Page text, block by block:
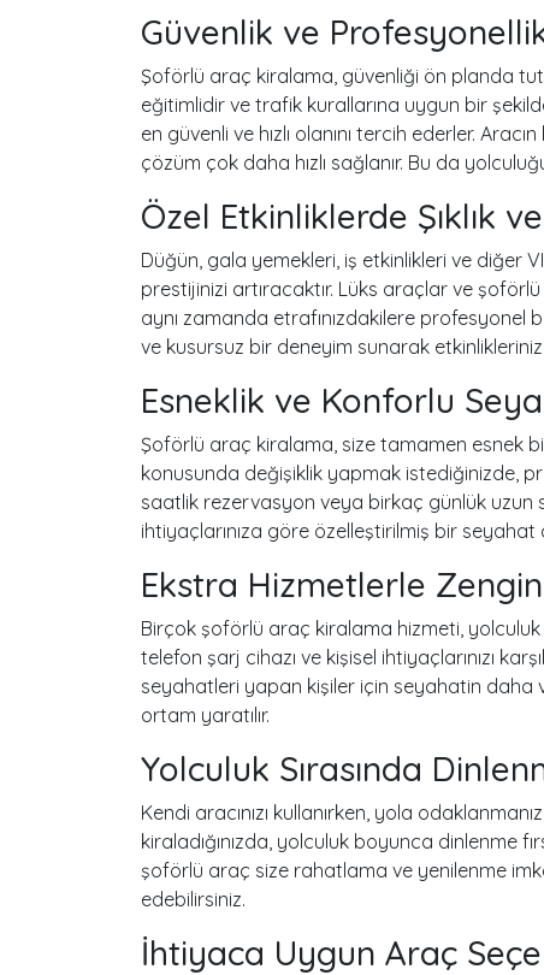
Güvenlik ve
Şoförlü araç kiralama, güvenliği ön planda
eğitimlidir ve trafik kurallarına uygun bir
en güvenli ve hızlı olanını tercih ederler.
çözüm çok daha hızlı sağlanır. Bu da
Özel Etkinliklerde Şıklık
Düğün, gala yemekleri, iş etkinlikleri ve diğer
prestijinizi artıracaktır. Lüks araçlar ve
aynı zamanda etrafınızdakilere profesyonel
ve kusursuz bir deneyim sunarak
Esneklik ve Konforlu
Şoförlü araç kiralama, size tamamen esnek
konusunda değişiklik yapmak istediğinizde,
saatlik rezervasyon veya birkaç günlük uzun
ihtiyaçlarınıza göre özelleştirilmiş bir seyahat
Ekstra Hizmetlerle
Birçok şoförlü araç kiralama hizmeti, yolculuk
telefon şarj cihazı ve kişisel ihtiyaçlarınızı
seyahatleri yapan kişiler için seyahatin daha
ortam yaratılır.
Yolculuk Sırasında
Kendi aracınızı kullanırken, yola
kiraladığınızda, yolculuk boyunca dinlenme
şoförlü araç size rahatlama ve yenilenme
edebilirsiniz.
İhtiyaca Uygun Araç